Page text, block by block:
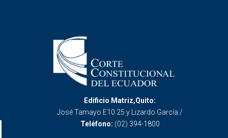
Edificio Matriz,Quito:
José Tamayo E10 25 y Lizardo García /
Teléfono: (02) 394-1800